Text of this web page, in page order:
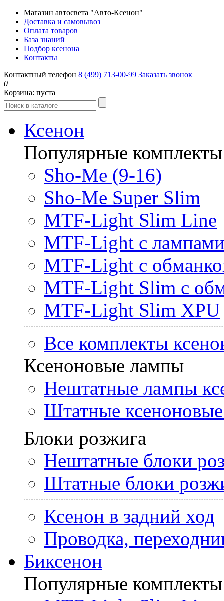
Магазин автосвета "Авто-Ксенон"
Доставка и самовывоз
Оплата товаров
База знаний
Подбор ксенона
Контакты
Контактный телефон 8 (499) 713-00-99 Заказать звонок
0
Корзина: пуста
Ксенон
Популярные комплекты
Sho-Me (9-16)
Sho-Me Super Slim
MTF-Light Slim Line
MTF-Light с
MTF-Light с
MTF-Light Slim с
MTF-Light Slim XPU
Все комплекты
Ксеноновые лампы
Нештатные лампы
Штатные
Блоки розжига
Нештатные блоки
Штатные блоки
Ксенон в задний ход
Проводка,
Биксенон
Популярные комплекты